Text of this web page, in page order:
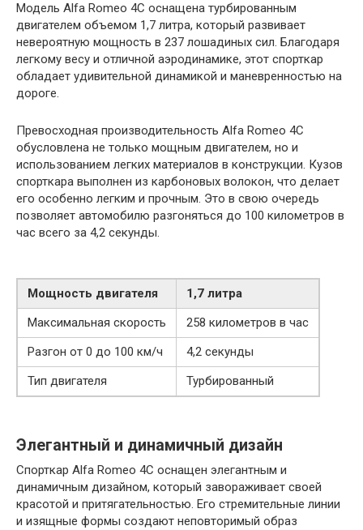
Модель Alfa Romeo 4C оснащена турбированным
двигателем объемом 1,7 литра, который развивает
невероятную мощность в 237 лошадиных сил. Благодаря
легкому весу и отличной аэродинамике, этот спорткар
обладает удивительной динамикой и маневренностью на
дороге.
Превосходная производительность Alfa Romeo 4C
обусловлена не только мощным двигателем, но и
использованием легких материалов в конструкции. Кузов
спорткара выполнен из карбоновых волокон, что делает
его особенно легким и прочным. Это в свою очередь
позволяет автомобилю разгоняться до 100 километров в
час всего за 4,2 секунды.
Мощность двигателя
1,7 литра
Максимальная скорость
258 километров в час
Разгон от 0 до 100 км/ч
4,2 секунды
Тип двигателя
Турбированный
Элегантный и динамичный дизайн
Спорткар Alfa Romeo 4C оснащен элегантным и
динамичным дизайном, который завораживает своей
красотой и притягательностью. Его стремительные линии
и изящные формы создают неповторимый образ